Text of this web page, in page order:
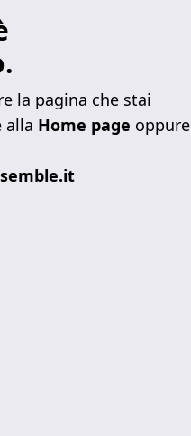
la pagina che stai
alla Home page oppure